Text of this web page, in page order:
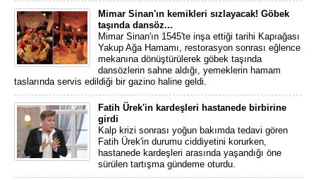
Mimar Sinan'ın kemikleri sızlayacak! Göbek
taşında dansöz...
Mimar Sinan'ın 1545'te inşa ettiği tarihi Kapıağası
Yakup Ağa Hamamı, restorasyon sonrası eğlence
mekanına dönüştürülerek göbek taşında
dansözlerin sahne aldığı, yemeklerin hamam
taslarında servis edildiği bir gazino haline geldi.
Fatih Ürek'in kardeşleri hastanede birbirine
girdi
Kalp krizi sonrası yoğun bakımda tedavi gören
Fatih Ürek'in durumu ciddiyetini korurken,
hastanede kardeşleri arasında yaşandığı öne
sürülen tartışma gündeme oturdu.